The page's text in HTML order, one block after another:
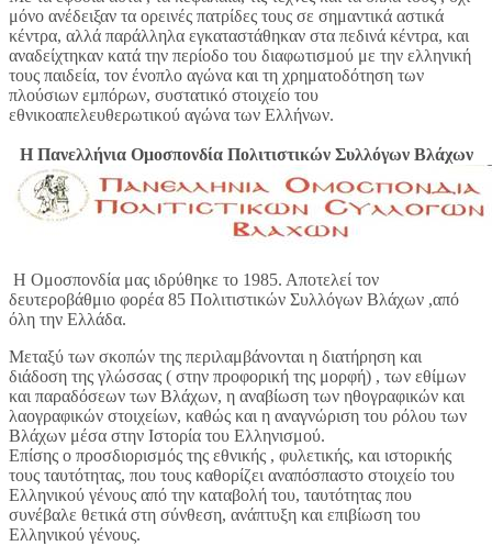
μόνο ανέδειξαν τα ορεινές πατρίδες τους σε σημαντικά αστικά
κέντρα, αλλά παράλληλα εγκαταστάθηκαν στα πεδινά κέντρα, και
αναδείχτηκαν κατά την περίοδο του διαφωτισμού με την ελληνική
τους παιδεία, τον ένοπλο αγώνα και τη χρηματοδότηση των
πλούσιων εμπόρων, συστατικό στοιχείο του
εθνικοαπελευθερωτικού αγώνα των Ελλήνων.
Η Πανελλήνια Ομοσπονδία Πολιτιστικών Συλλόγων Βλάχων
Η Ομοσπονδία μας ιδρύθηκε το 1985. Αποτελεί τον
δευτεροβάθμιο φορέα 85 Πολιτιστικών Συλλόγων Βλάχων ,από
όλη την Ελλάδα.
Μεταξύ των σκοπών της περιλαμβάνονται η διατήρηση και
διάδοση της γλώσσας ( στην προφορική της μορφή) , των εθίμων
και παραδόσεων των Βλάχων, η αναβίωση των ηθογραφικών και
λαογραφικών στοιχείων, καθώς και η αναγνώριση του ρόλου των
Βλάχων μέσα στην Ιστορία του Ελληνισμού.
Επίσης ο προσδιορισμός της εθνικής , φυλετικής, και ιστορικής
τους ταυτότητας, που τους καθορίζει αναπόσπαστο στοιχείο του
Ελληνικού γένους από την καταβολή του, ταυτότητας που
συνέβαλε θετικά στη σύνθεση, ανάπτυξη και επιβίωση του
Ελληνικού γένους.